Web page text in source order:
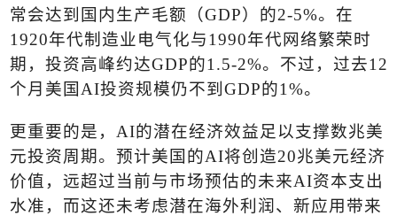
常会达到国内生产毛额（GDP）的2-5%。在
1920年代制造业电气化与1990年代网络繁荣时
期，投资高峰约达GDP的1.5-2%。不过，过去12
个月美国 AI投资规模仍不到 GDP的1%。
更重要的是， AI的潜在经济效益足以支撑数兆美
元投资周期。预计美国的AI将创造20兆美元经济
价值，远超过当前与市场预估的未来AI资本支出
水准，而这还未考虑潜在海外利润、新应用带来